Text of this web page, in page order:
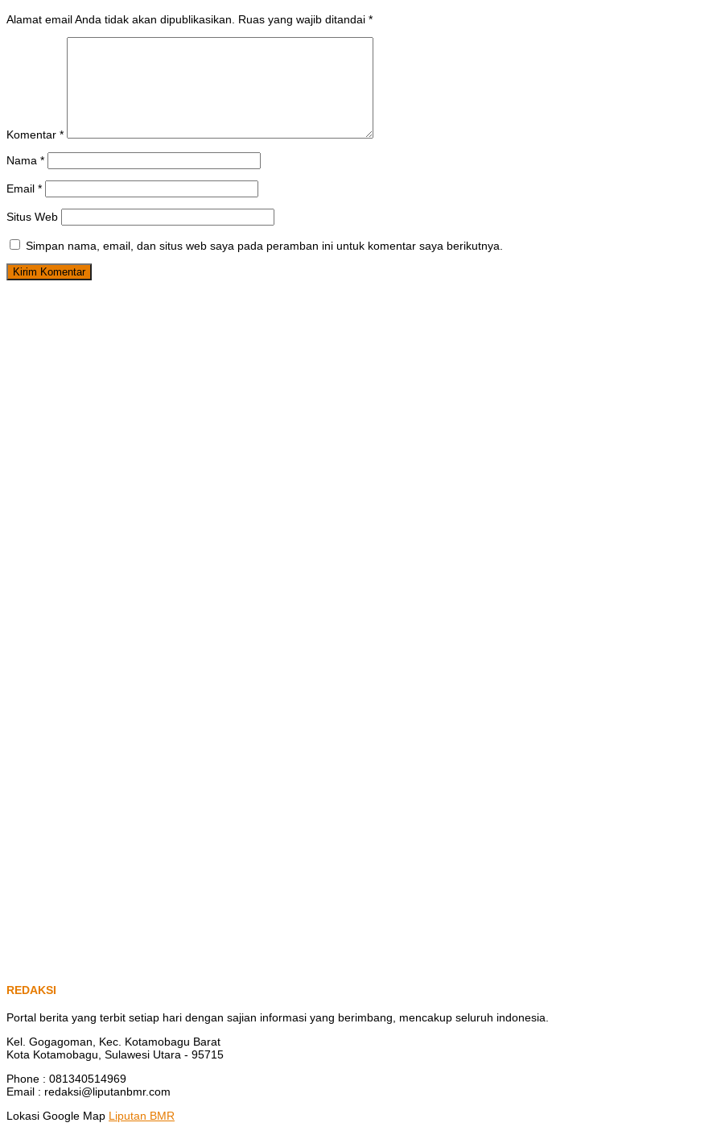
Alamat email Anda tidak akan dipublikasikan. Ruas yang wajib ditandai *
Komentar *
Nama *
Email *
Situs Web
Simpan nama, email, dan situs web saya pada peramban ini untuk komentar saya berikutnya.
REDAKSI
Portal berita yang terbit setiap hari dengan sajian informasi yang berimbang, mencakup seluruh indonesia.
Kel. Gogagoman, Kec. Kotamobagu Barat
Kota Kotamobagu, Sulawesi Utara - 95715
Phone : 081340514969
Email : redaksi@liputanbmr.com
Lokasi Google Map Liputan BMR